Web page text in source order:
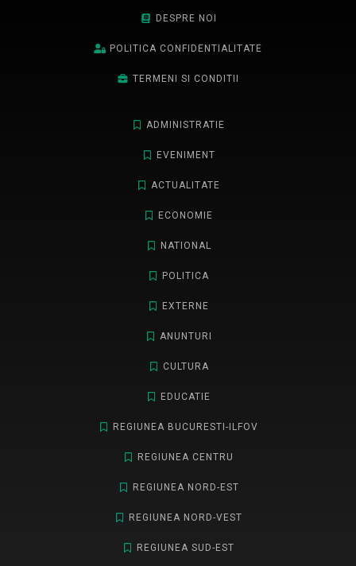
DESPRE NOI
POLITICA CONFIDENTIALITATE
TERMENI SI CONDITII
ADMINISTRATIE
EVENIMENT
ACTUALITATE
ECONOMIE
NATIONAL
POLITICA
EXTERNE
ANUNTURI
CULTURA
EDUCATIE
REGIUNEA BUCURESTI-ILFOV
REGIUNEA CENTRU
REGIUNEA NORD-EST
REGIUNEA NORD-VEST
REGIUNEA SUD-EST